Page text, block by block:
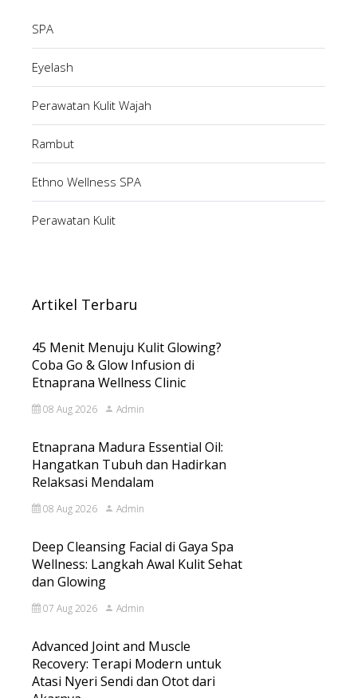
SPA
Eyelash
Perawatan Kulit Wajah
Rambut
Ethno Wellness SPA
Perawatan Kulit
Artikel Terbaru
45 Menit Menuju Kulit Glowing?
Coba Go & Glow Infusion di
Etnaprana Wellness Clinic
08 Aug 2026 Admin
Etnaprana Madura Essential Oil:
Hangatkan Tubuh dan Hadirkan
Relaksasi Mendalam
08 Aug 2026 Admin
Deep Cleansing Facial di Gaya Spa
Wellness: Langkah Awal Kulit Sehat
dan Glowing
07 Aug 2026 Admin
Advanced Joint and Muscle
Recovery: Terapi Modern untuk
Atasi Nyeri Sendi dan Otot dari